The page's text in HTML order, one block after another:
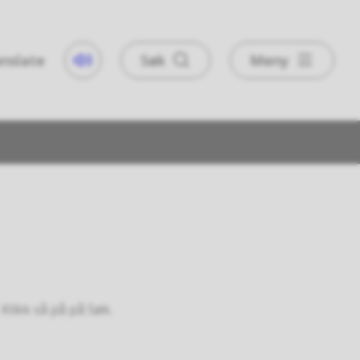
Taleweb Søk Meny
så på på Søk.